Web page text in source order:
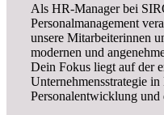
Als HR-Manager bei
Personalmanagement
unsere Mitarbeiterinnen
modernen und
Dein Fokus liegt auf der
Unternehmensstrategie
Personalentwicklung